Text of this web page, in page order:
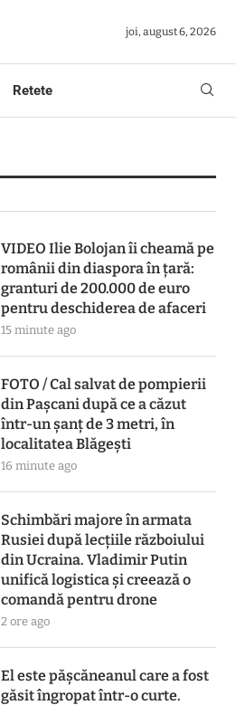
joi, august 6, 2026
Retete
VIDEO Ilie Bolojan îi cheamă pe
românii din diaspora în țară:
granturi de 200.000 de euro
pentru deschiderea de afaceri
15 minute ago
FOTO / Cal salvat de pompierii
din Pașcani după ce a căzut
într-un șanț de 3 metri, în
localitatea Blăgești
16 minute ago
Schimbări majore în armata
Rusiei după lecțiile războiului
din Ucraina. Vladimir Putin
unifică logistica și creează o
comandă pentru drone
2 ore ago
El este pășcăneanul care a fost
găsit îngropat într-o curte.